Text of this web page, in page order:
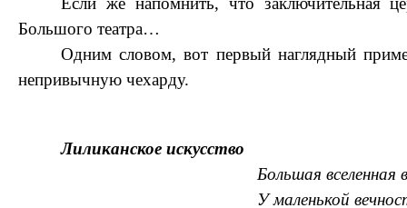
Большого театра…
Одним словом, вот первый наглядный
непривычную чехарду.
Лиликанское искусство
Большая вселенная
У маленькой